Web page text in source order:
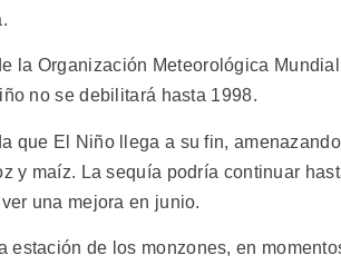
la Organización Meteorológica
no se debilitará hasta 1998.
que El Niño llega a su fin, amenazando
y maíz. La sequía podría continuar
una mejora en junio.
estación de los monzones, en